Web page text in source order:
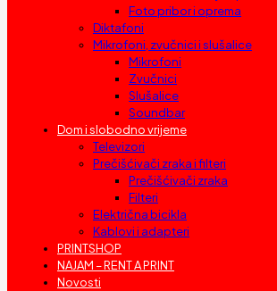
Foto pribor i oprema
Diktafoni
Mikrofoni, zvučnici i slušalice
Mikrofoni
Zvučnici
Slušalice
Soundbar
Dom i slobodno vrijeme
Televizori
Prečišćivači zraka i filteri
Prečišćivači zraka
Filteri
Električna bicikla
Kablovi i adapteri
PRINTSHOP
NAJAM – RENT A PRINT
Novosti